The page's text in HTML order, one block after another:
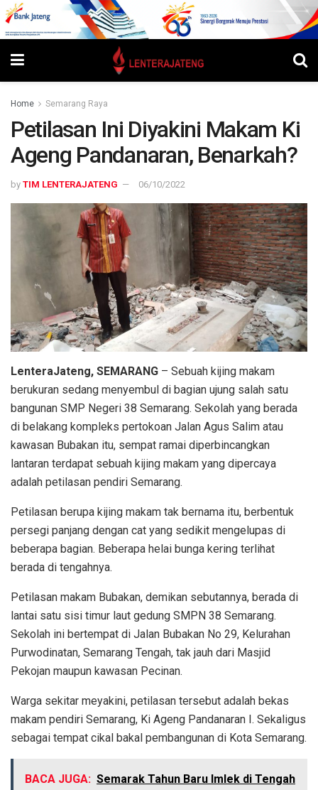
Home Semarang Raya
Petilasan Ini Diyakini Makam Ki
Ageng Pandanaran, Benarkah?
by TIM LENTERAJATENG 06/10/2022
LenteraJateng, SEMARANG – Sebuah kijing makam
berukuran sedang menyembul di bagian ujung salah satu
bangunan SMP Negeri 38 Semarang. Sekolah yang berada
di belakang kompleks pertokoan Jalan Agus Salim atau
kawasan Bubakan itu, sempat ramai diperbincangkan
lantaran terdapat sebuah kijing makam yang dipercaya
adalah petilasan pendiri Semarang.
Petilasan berupa kijing makam tak bernama itu, berbentuk
persegi panjang dengan cat yang sedikit mengelupas di
beberapa bagian. Beberapa helai bunga kering terlihat
berada di tengahnya.
Petilasan makam Bubakan, demikan sebutannya, berada di
lantai satu sisi timur laut gedung SMPN 38 Semarang.
Sekolah ini bertempat di Jalan Bubakan No 29, Kelurahan
Purwodinatan, Semarang Tengah, tak jauh dari Masjid
Pekojan maupun kawasan Pecinan.
Warga sekitar meyakini, petilasan tersebut adalah bekas
makam pendiri Semarang, Ki Ageng Pandanaran I. Sekaligus
sebagai tempat cikal bakal pembangunan di Kota Semarang.
BACA JUGA: Semarak Tahun Baru Imlek di Tengah